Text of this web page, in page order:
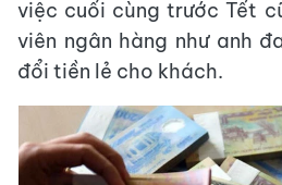
việc cuối cùng trước Tết
viên ngân hàng như anh
đổi tiền lẻ cho khách.